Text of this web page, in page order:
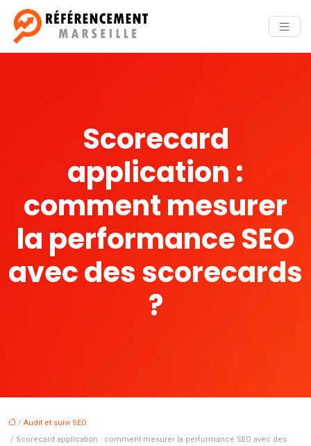
Scorecard
application :
comment mesurer
la performance SEO
avec des scorecards
?
/ Audit et suivi SEO
/ Scorecard application : comment mesurer la performance SEO avec des